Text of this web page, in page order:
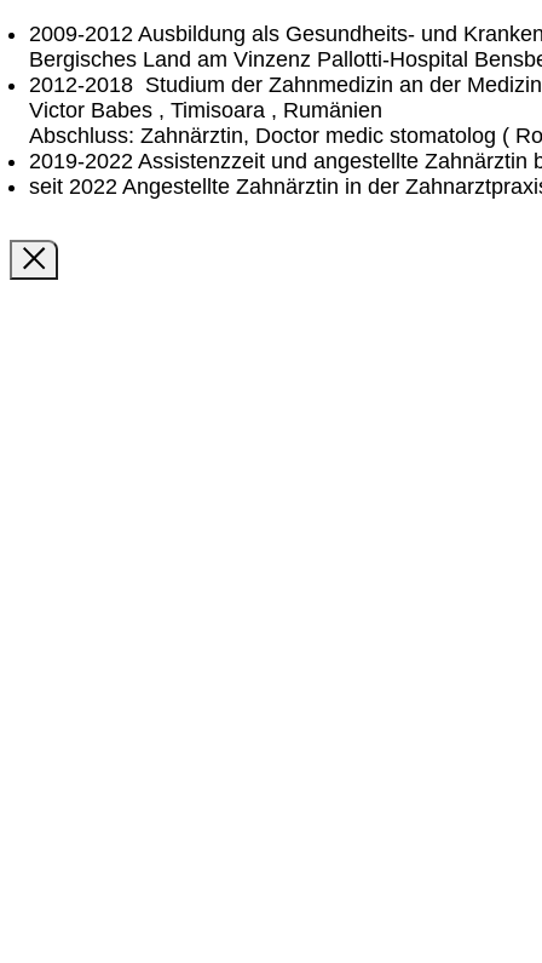
2009-2012 Ausbildung als Gesundheits- und
Bergisches Land am Vinzenz Pallotti-Hospital
2012-2018 Studium der Zahnmedizin an der
Victor Babes , Timisoara , Rumänien
Abschluss: Zahnärztin, Doctor medic stomatolog (
2019-2022 Assistenzzeit und angestellte Zahnärztin
seit 2022 Angestellte Zahnärztin in der